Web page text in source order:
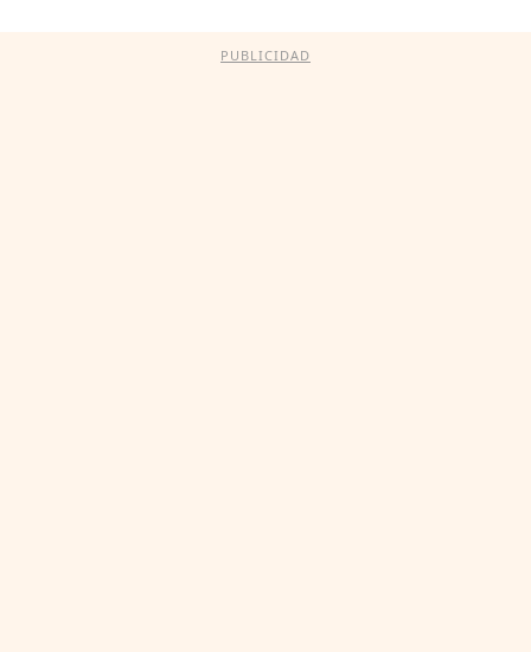
PUBLICIDAD